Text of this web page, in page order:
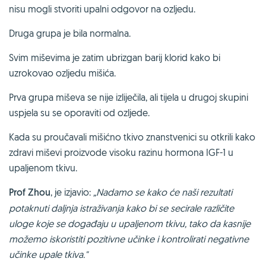
nisu mogli stvoriti upalni odgovor na ozljedu.
Druga grupa je bila normalna.
Svim miševima je zatim ubrizgan barij klorid kako bi
uzrokovao ozljedu mišića.
Prva grupa miševa se nije izliječila, ali tijela u drugoj skupini
uspjela su se oporaviti od ozljede.
Kada su proučavali mišićno tkivo znanstvenici su otkrili kako
zdravi miševi proizvode visoku razinu hormona IGF-1 u
upaljenom tkivu.
Prof Zhou, je izjavio: „Nadamo se kako će naši rezultati
potaknuti daljnja istraživanja kako bi se secirale različite
uloge koje se događaju u upaljenom tkivu, tako da kasnije
možemo iskoristiti pozitivne učinke i kontrolirati negativne
učinke upale tkiva."